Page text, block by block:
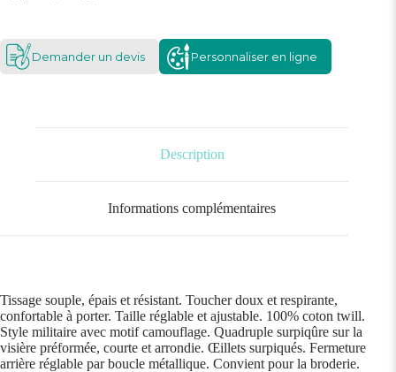
Demander un devis Personnaliser en ligne
Description
Informations complémentaires
Tissage souple, épais et résistant. Toucher doux et respirante,
confortable à porter. Taille réglable et ajustable. 100% coton twill.
Style militaire avec motif camouflage. Quadruple surpiqûre sur la
visière préformée, courte et arrondie. Œillets surpiqués. Fermeture
arrière réglable par boucle métallique. Convient pour la broderie.